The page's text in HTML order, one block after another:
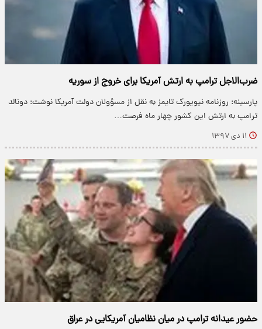
ضرب‌الاجل ترامپ به ارتش آمریکا برای خروج از سوریه
پارسینه: روزنامه نیویورک تایمز به نقل از مسؤولان دولت آمریکا نوشت: دونالد
ترامپ به ارتش این کشور چهار ماه فرصت…
۱۱ دی ۱۳۹۷
حضور عیدانه ترامپ در میان نظامیان آمریکایی در عراق